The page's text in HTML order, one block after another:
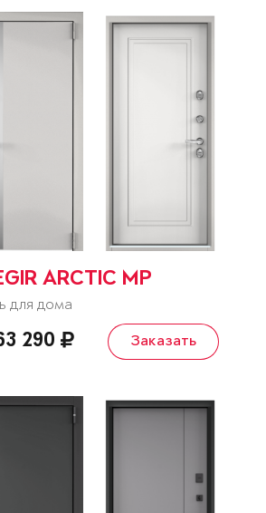
ARCTIC MP
для дома
290 Заказать